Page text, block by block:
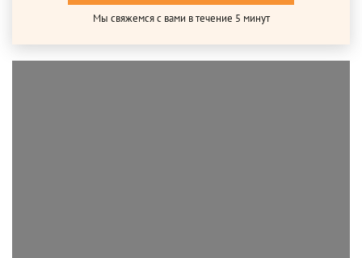
Мы свяжемся с вами в течение 5 минут